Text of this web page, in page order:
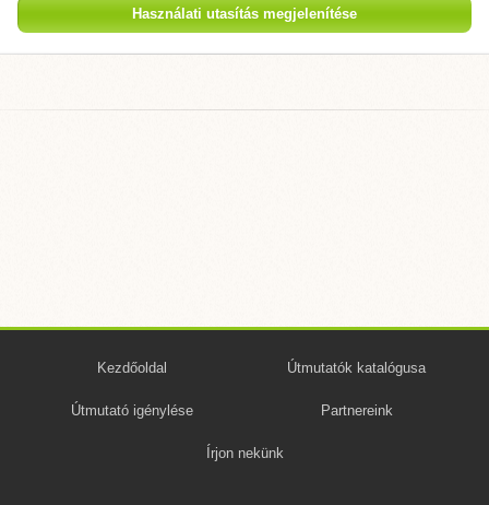
Használati utasítás megjelenítése
Kezdőoldal Útmutatók katalógusa
Útmutató igénylése Partnereink
Írjon nekünk